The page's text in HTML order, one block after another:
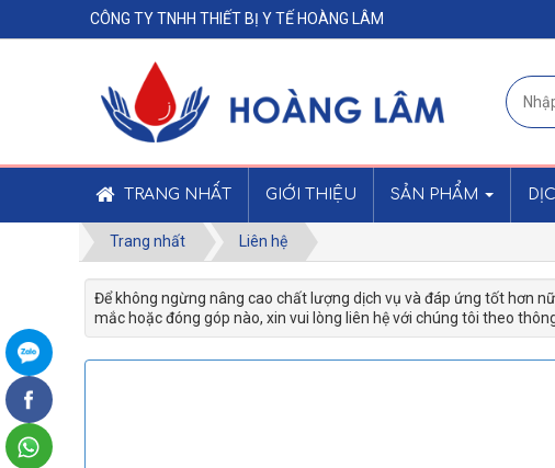
TRANG NHẤT GIỚI THIỆU SẢN PHẨM
CÔNG TY TNHH THIẾT BỊ Y TẾ HOÀNG LÂM
Trang nhất Liên hệ
Để không ngừng nâng cao chất lượng dịch vụ và đáp ứng tốt hơn
mắc hoặc đóng góp nào, xin vui lòng liên hệ với chúng tôi theo